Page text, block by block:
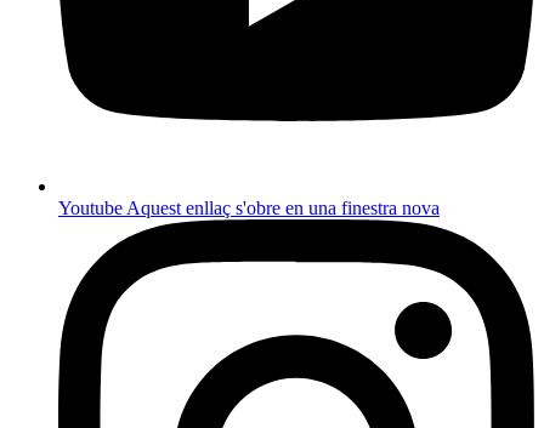
YoutubeAquest enllaç s'obre en una finestra nova